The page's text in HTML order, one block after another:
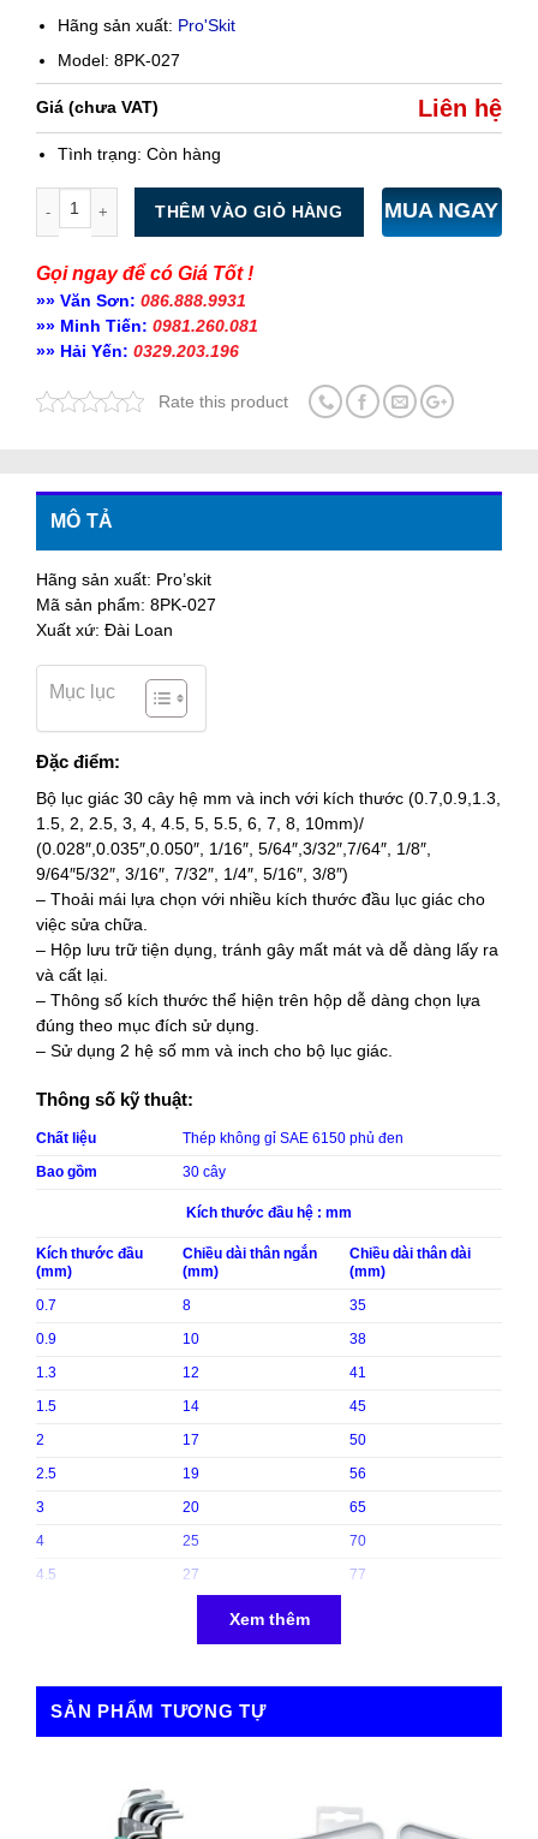
Hãng sản xuất: Pro'Skit
Model: 8PK-027
Giá (chưa VAT) Liên hệ
Tình trạng: Còn hàng
THÊM VÀO GIỎ HÀNG MUA NGAY
Gọi ngay để có Giá Tốt !
»» Văn Sơn: 086.888.9931
»» Minh Tiến: 0981.260.081
»» Hải Yến: 0329.203.196
Rate this product
MÔ TẢ
Hãng sản xuất: Pro’skit
Mã sản phẩm: 8PK-027
Xuất xứ: Đài Loan
Mục lục
Đặc điểm:
Bộ lục giác 30 cây hệ mm và inch với kích thước (0.7,0.9,1.3,
1.5, 2, 2.5, 3, 4, 4.5, 5, 5.5, 6, 7, 8, 10mm)/
(0.028″,0.035″,0.050″, 1/16″, 5/64″,3/32″,7/64″, 1/8″,
9/64″5/32″, 3/16″, 7/32″, 1/4″, 5/16″, 3/8″)
– Thoải mái lựa chọn với nhiều kích thước đầu lục giác cho
việc sửa chữa.
– Hộp lưu trữ tiện dụng, tránh gây mất mát và dễ dàng lấy ra
và cất lại.
– Thông số kích thước thể hiện trên hộp dễ dàng chọn lựa
đúng theo mục đích sử dụng.
– Sử dụng 2 hệ số mm và inch cho bộ lục giác.
Thông số kỹ thuật:
Chất liệu
Thép không gỉ SAE 6150 phủ đen
Bao gồm
30 cây
Kích thước đầu hệ : mm
Kích thước đầu
(mm)
Chiều dài thân ngắn
(mm)
Chiều dài thân dài
(mm)
0.7
8
35
0.9
10
38
1.3
12
41
1.5
14
45
2
17
50
2.5
19
56
3
20
65
4
25
70
4.5
27
77
31
36
Kích thước đầu hệ: inch
Xem thêm
SẢN PHẨM TƯƠNG TỰ